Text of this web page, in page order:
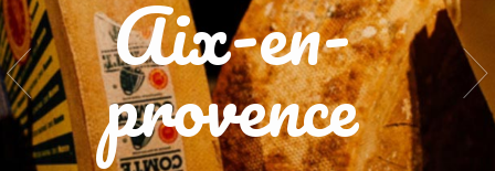
Aix-en-
provence